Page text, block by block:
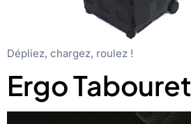
Dépliez, chargez, roulez !
Ergo Tabouret